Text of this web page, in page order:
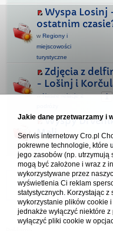
Wyspa Losinj
ostatnim
w Regiony i
miejscowości
turystyczne
Zdjęcia z
- Lošinj i
1
wNasze relacje z
Wyspy
Mali
wRegiony i miejscowości
Forum Chorwacja Online -
Usuń ciasteczka• Strefa
Jakie dane przetwarzamy i
Serwis internetowy Cro.pl
pokrewne technologie, które
jego zasobów (np. utrzymują
mogą być założone i wraz z
wykorzystywane przez
wyświetlenia Ci reklam
statystycznych. Korzystając
wykorzystanie plików cookie
jednakże wyłączyć niektóre
wyłączyć pliki cookie w